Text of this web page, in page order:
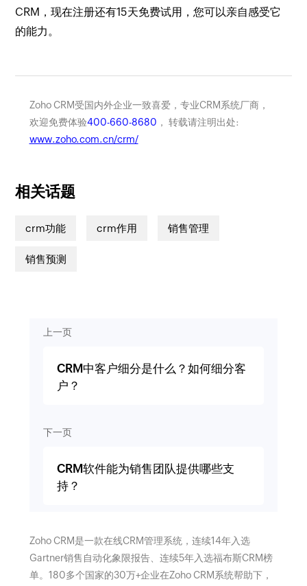
CRM，现在注册还有15天免费试用，您可以亲自感受它
的能力。
Zoho CRM受国内外企业一致喜爱，专业CRM系统厂商，
欢迎免费体验400-660-8680 ， 转载请注明出处:
www.zoho.com.cn/crm/
相关话题
crm功能 crm作用 销售管理
销售预测
上一页
CRM中客户细分是什么？如何细分客
户？
下一页
CRM软件能为销售团队提供哪些支
持？
Zoho CRM是一款在线CRM管理系统，连续14年入选
Gartner销售自动化象限报告、连续5年入选福布斯CRM榜
单。180多个国家的30万+企业在Zoho CRM系统帮助下，